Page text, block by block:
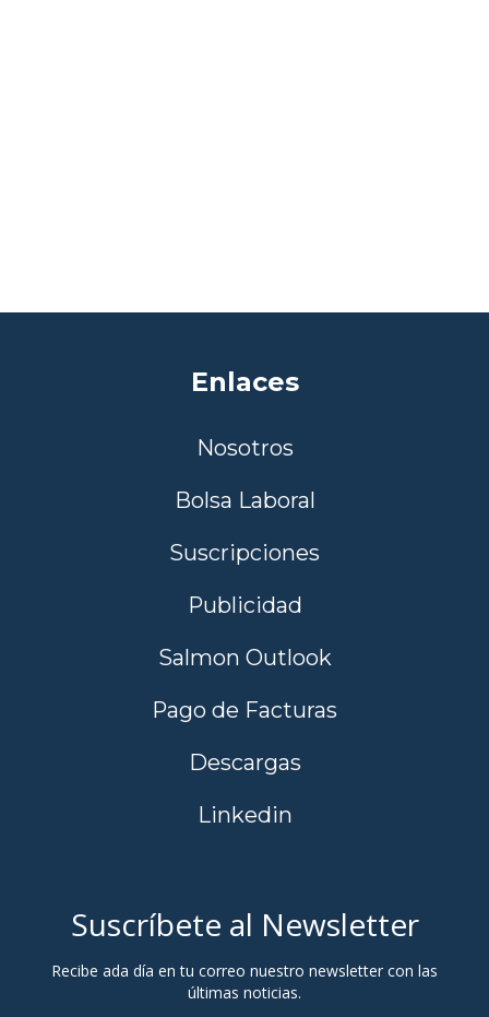
Enlaces
Nosotros
Bolsa Laboral
Suscripciones
Publicidad
Salmon Outlook
Pago de Facturas
Descargas
Linkedin
Suscríbete al Newsletter
Recibe ada día en tu correo nuestro newsletter con las
últimas noticias.